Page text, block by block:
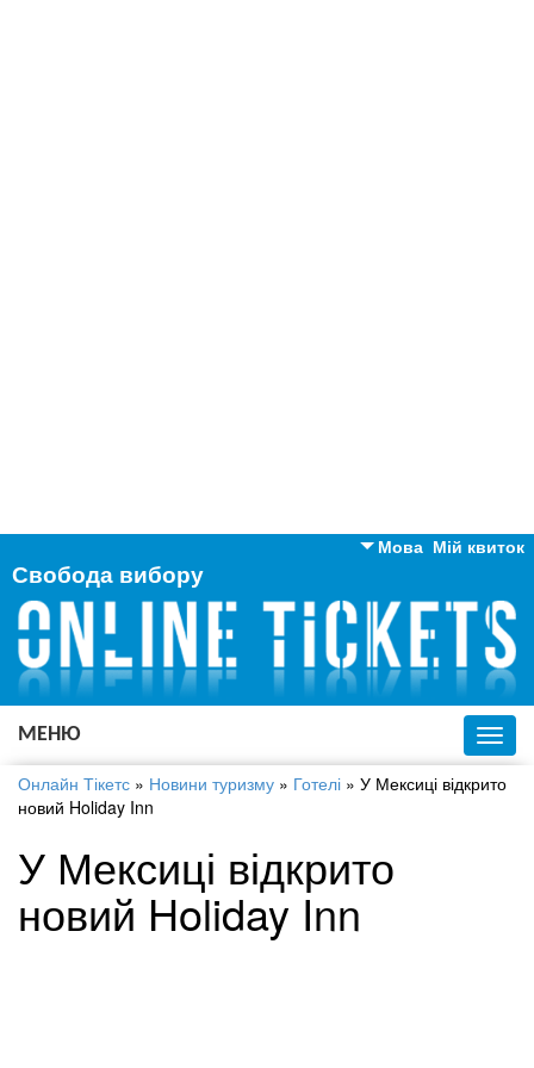
Мій квиток
Мова
Англійська
Російська
Українська
Свобода вибору
МЕНЮ
Онлайн Тікетс » Новини туризму » Готелі » У Мексиці відкрито
новий Holiday Inn
У Мексиці відкрито
новий Holiday Inn